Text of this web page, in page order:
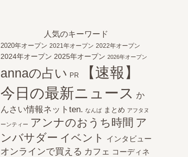
人気のキーワード
2020年オープン 2021年オープン 2022年オープン
2024年オープン 2025年オープン 2026年オープン
annaの占い PR
【速報】
今日の最新ニュース か
んさい情報ネットten. なんば まとめ アフタヌ
ーンティー アンナのおうち時間 ア
ンバサダー イベント インタビュー
オンラインで買える カフェ コーディネ